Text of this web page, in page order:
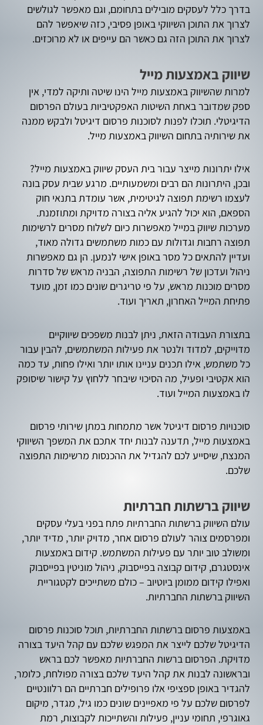
בדרך כלל לעסקים מובילים בתחומם, וגם מאפשר לגולשים
לצרוך את התוכן השיווקי באופן פסיבי, כזה שיאפשר להם
לצרוך את התוכן הזה גם כאשר הם עייפים או לא מרוכזים.
שיווק באמצעות מייל
למרות שהשיווק באמצעות מייל הינו שיטה ותיקה למדי, אין
ספק שמדובר באחת השיטות האפקטיביות בעולם הפרסום
הדיגיטלי. תוכלו לפנות לסוכנות פרסום דיגיטל ולבקש ממנה
את שירותיה בתחום השיווק באמצעות מייל.
אילו יתרונות מייצר עבור בית העסק שיווק באמצעות מייל?
ובכן, היתרונות הם רבים ומשמעותיים. מרגע שבית עסק בונה
לעצמו רשימת תפוצה לגיטימית, אשר עומדת בתנאי חוק
הספאם, הוא יכול להגיע אליה בצורה מדויקת ומתוזמנת.
מערכות שיווק במייל מאפשרות כיום לשלוח מסרים לרשימות
תפוצה רחבות וגדולות עם כמות משתמשים גדולה מאוד,
ועדיין להתאים כל מסר באופן אישי לנמען. הן גם מאפשרות
ניהול ועדכון של רשימות התפוצה, הבניה מראש של סדרות
מסרים מוכנות מראש, על פי טריגרים שונים כמו זמן, מועד
פתיחת המייל האחרון, תאריך ועוד.
בתצורת העבודה הזאת, ניתן לבנות משפכים שיווקיים
מדוייקים, למדוד ולנטר את פעילות המשתמשים, להבין עבור
כל משתמש, אילו תכנים עניינו אותו יותר ואילו פחות, עד כמה
הוא אקטיבי ופעיל, מה הסיכוי שיבחר ללחוץ על קישור שיסופק
לו באמצעות המייל ועוד.
סוכנויות פרסום דיגיטל אשר מתמחות במתן שירותי פרסום
באמצעות מייל, תדענה לבנות יחד אתכם את המשפך השיווקי
המנצח, שיסייע לכם להגדיל את ההכנסות מרשימות התפוצה
שלכם.
שיווק ברשתות חברתיות
עולם השיווק ברשתות החברתיות פתח בפני בעלי עסקים
ומפרסמים צוהר לעולם פרסום אחר, מדויק יותר, מדיד יותר,
ומשולב טוב יותר עם פעילות המשתמש. קידום באמצעות
אינסטגרם, קידום קבוצה בפייסבוק, ניהול מוניטין בפייסבוק
ואפילו קידום ממומן ביוטיוב – כולם משתייכים לקטגוריית
השיווק ברשתות החברתיות.
באמצעות פרסום ברשתות החברתיות, תוכל סוכנות פרסום
הדיגיטל שלכם לייצר את המפגש שלכם עם קהל היעד בצורה
מדויקת. הפרסום ברשות החברתיות מאפשר לכם בראש
ובראשונה לבנות את קהל היעד שלכם בצורה מפולחת, כלומר,
להגדיר באופן ספציפי אלו פרופילים חברתיים הם רלוונטיים
לפרסום שלכם על פי מאפיינים שונים כמו גיל, מגדר, מיקום
גאוגרפי, תחומי עניין, פעילות והשתייכות לקבוצות, רמת